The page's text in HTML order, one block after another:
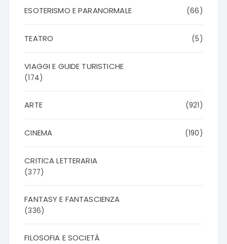
ESOTERISMO E PARANORMALE (66)
TEATRO (5)
VIAGGI E GUIDE TURISTICHE
(174)
ARTE (921)
CINEMA (190)
CRITICA LETTERARIA
(377)
FANTASY E FANTASCIENZA
(336)
FILOSOFIA E SOCIETÀ